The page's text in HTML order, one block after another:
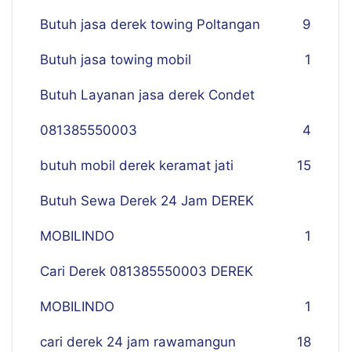
Butuh jasa derek towing Poltangan 9
Butuh jasa towing mobil 1
Butuh Layanan jasa derek Condet
081385550003 4
butuh mobil derek keramat jati 15
Butuh Sewa Derek 24 Jam DEREK
MOBILINDO 1
Cari Derek 081385550003 DEREK
MOBILINDO 1
cari derek 24 jam rawamangun 18